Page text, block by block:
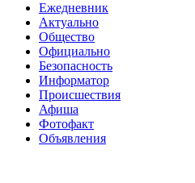
Ежедневник
Актуально
Общество
Официально
Безопасность
Информатор
Происшествия
Афиша
Фотофакт
Объявления